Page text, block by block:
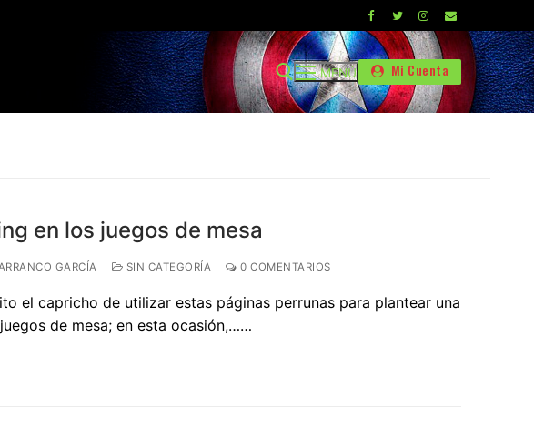
MENÚ Mi Cuenta
en los juegos de mesa
GARCÍA SIN CATEGORÍA 0 COMENTARIOS
el capricho de utilizar estas páginas perrunas para plantear una
de mesa; en esta ocasión,……